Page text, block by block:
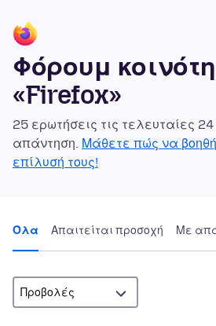
Φόρουμ
«Firefox»
25 ερωτήσεις τις τελευταίες
απάντηση. Μάθετε πώς να
επίλυσή τους!
Όλα Απαιτείται προσοχή Με